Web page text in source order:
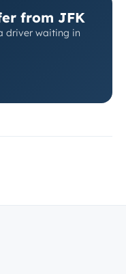
from JFK
driver waiting in